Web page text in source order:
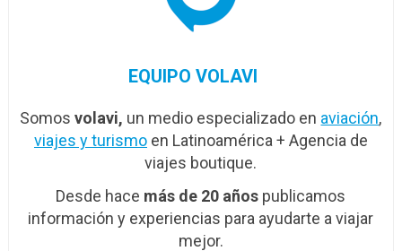
EQUIPO VOLAVI
Somosvolavi, un medio especializado en aviación,
viajes y turismoen Latinoamérica + Agencia de
viajes boutique.
Desde hace más de 20 años publicamos
información y experiencias para ayudarte a viajar
mejor.